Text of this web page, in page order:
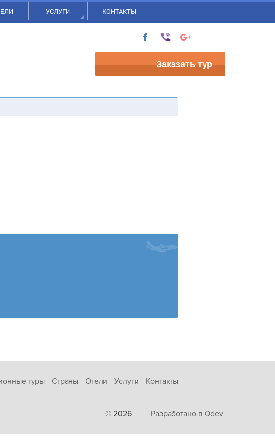
УСЛУГИ КОНТАКТЫ
Заказать тур
туры Страны Отели Услуги Контакты
© 2026 Разработано в Odev